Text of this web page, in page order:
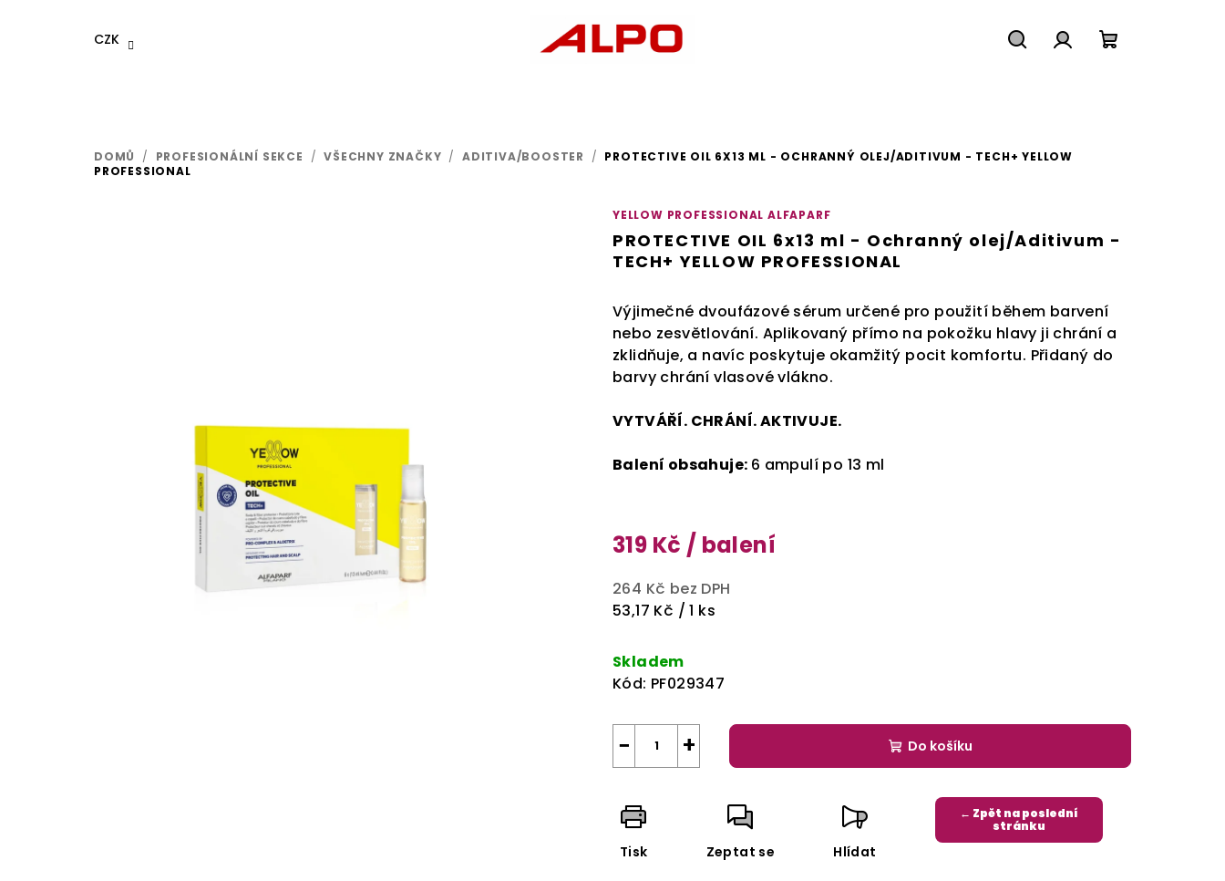
CZK
DOMŮ / PROFESIONÁLNÍ SEKCE / VŠECHNY ZNAČKY / ADITIVA/BOOSTER / PROTECTIVE OIL 6X13 ML - OCHRANNÝ OLEJ/ADITIVUM - TECH+ YELLOW
PROFESSIONAL
YELLOW PROFESSIONAL ALFAPARF
PROTECTIVE OIL 6x13 ml - Ochranný olej/Aditivum -
TECH+ YELLOW PROFESSIONAL
Výjimečné dvoufázové sérum určené pro použití během barvení
nebo zesvětlování. Aplikovaný přímo na pokožku hlavy ji chrání a
zklidňuje, a navíc poskytuje okamžitý pocit komfortu. Přidaný do
barvy chrání vlasové vlákno.
VYTVÁŘÍ. CHRÁNÍ. AKTIVUJE.
Balení obsahuje: 6 ampulí po 13 ml
319 Kč / balení
264 Kč bez DPH
Měrná
53,17 Kč / 1 ks
Skladem
Kód: PF029347
+
− Do košíku
Tisk Zeptat se Hlídat
← Zpět na poslední
stránku